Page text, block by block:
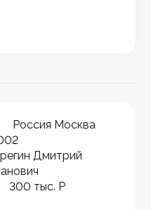
Россия Москва
Дмитрий
300 тыс. Р